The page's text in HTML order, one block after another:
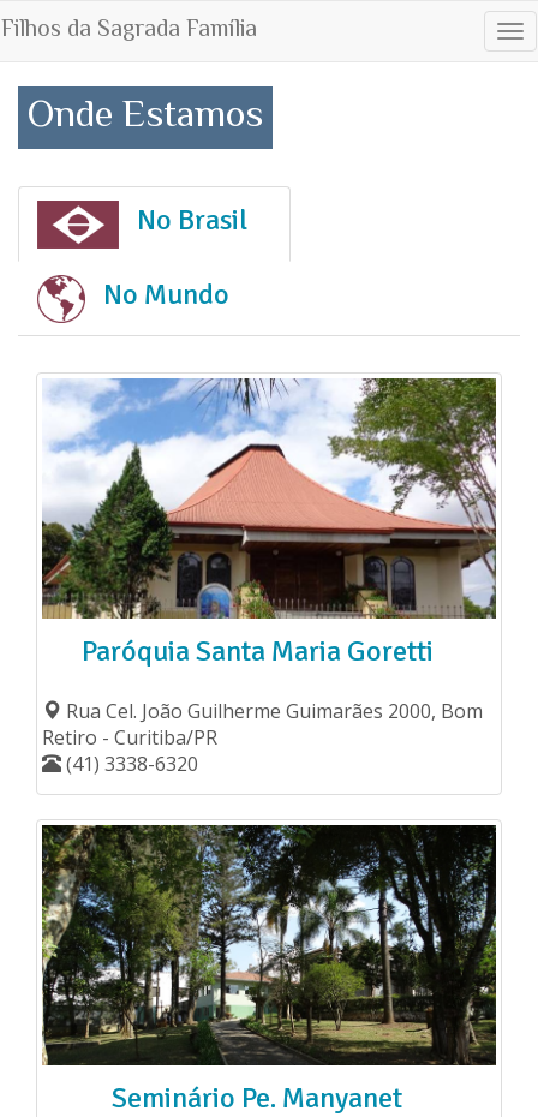
Filhos da Sagrada Família
Onde Estamos
No Brasil
No Mundo
Paróquia Santa Maria Goretti
Rua Cel. João Guilherme Guimarães 2000, Bom
Retiro - Curitiba/PR
(41) 3338-6320
Seminário Pe. Manyanet